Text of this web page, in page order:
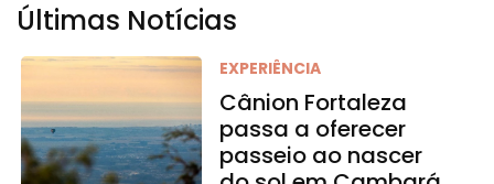
Últimas Notícias
EXPERIÊNCIA
Cânion Fortaleza
passa a oferecer
passeio ao nascer